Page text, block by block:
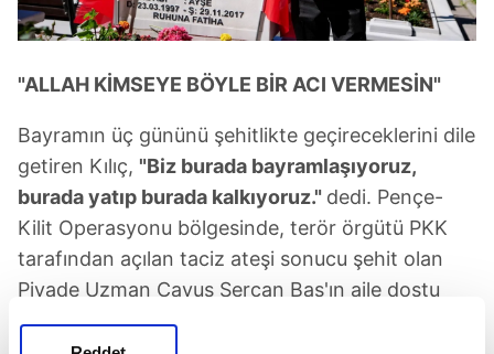
"ALLAH KİMSEYE BÖYLE BİR ACI VERMESİN"
Bayramın üç gününü şehitlikte geçireceklerini dile
getiren Kılıç, "Biz burada bayramlaşıyoruz,
burada yatıp burada kalkıyoruz." dedi. Pençe-
Kilit Operasyonu bölgesinde, terör örgütü PKK
tarafından açılan taciz ateşi sonucu şehit olan
Piyade Uzman Çavuş Sercan Baş'ın aile dostu
Rasim Duman ise şehidin ellerinde büyüdüğünü